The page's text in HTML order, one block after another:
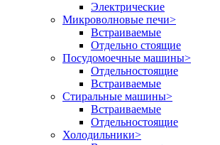
Электрические
Микроволновые печи>
Встраиваемые
Отдельно стоящие
Посудомоечные машины>
Отдельностоящие
Встраиваемые
Стиральные машины>
Встраиваемые
Отдельностоящие
Холодильники>